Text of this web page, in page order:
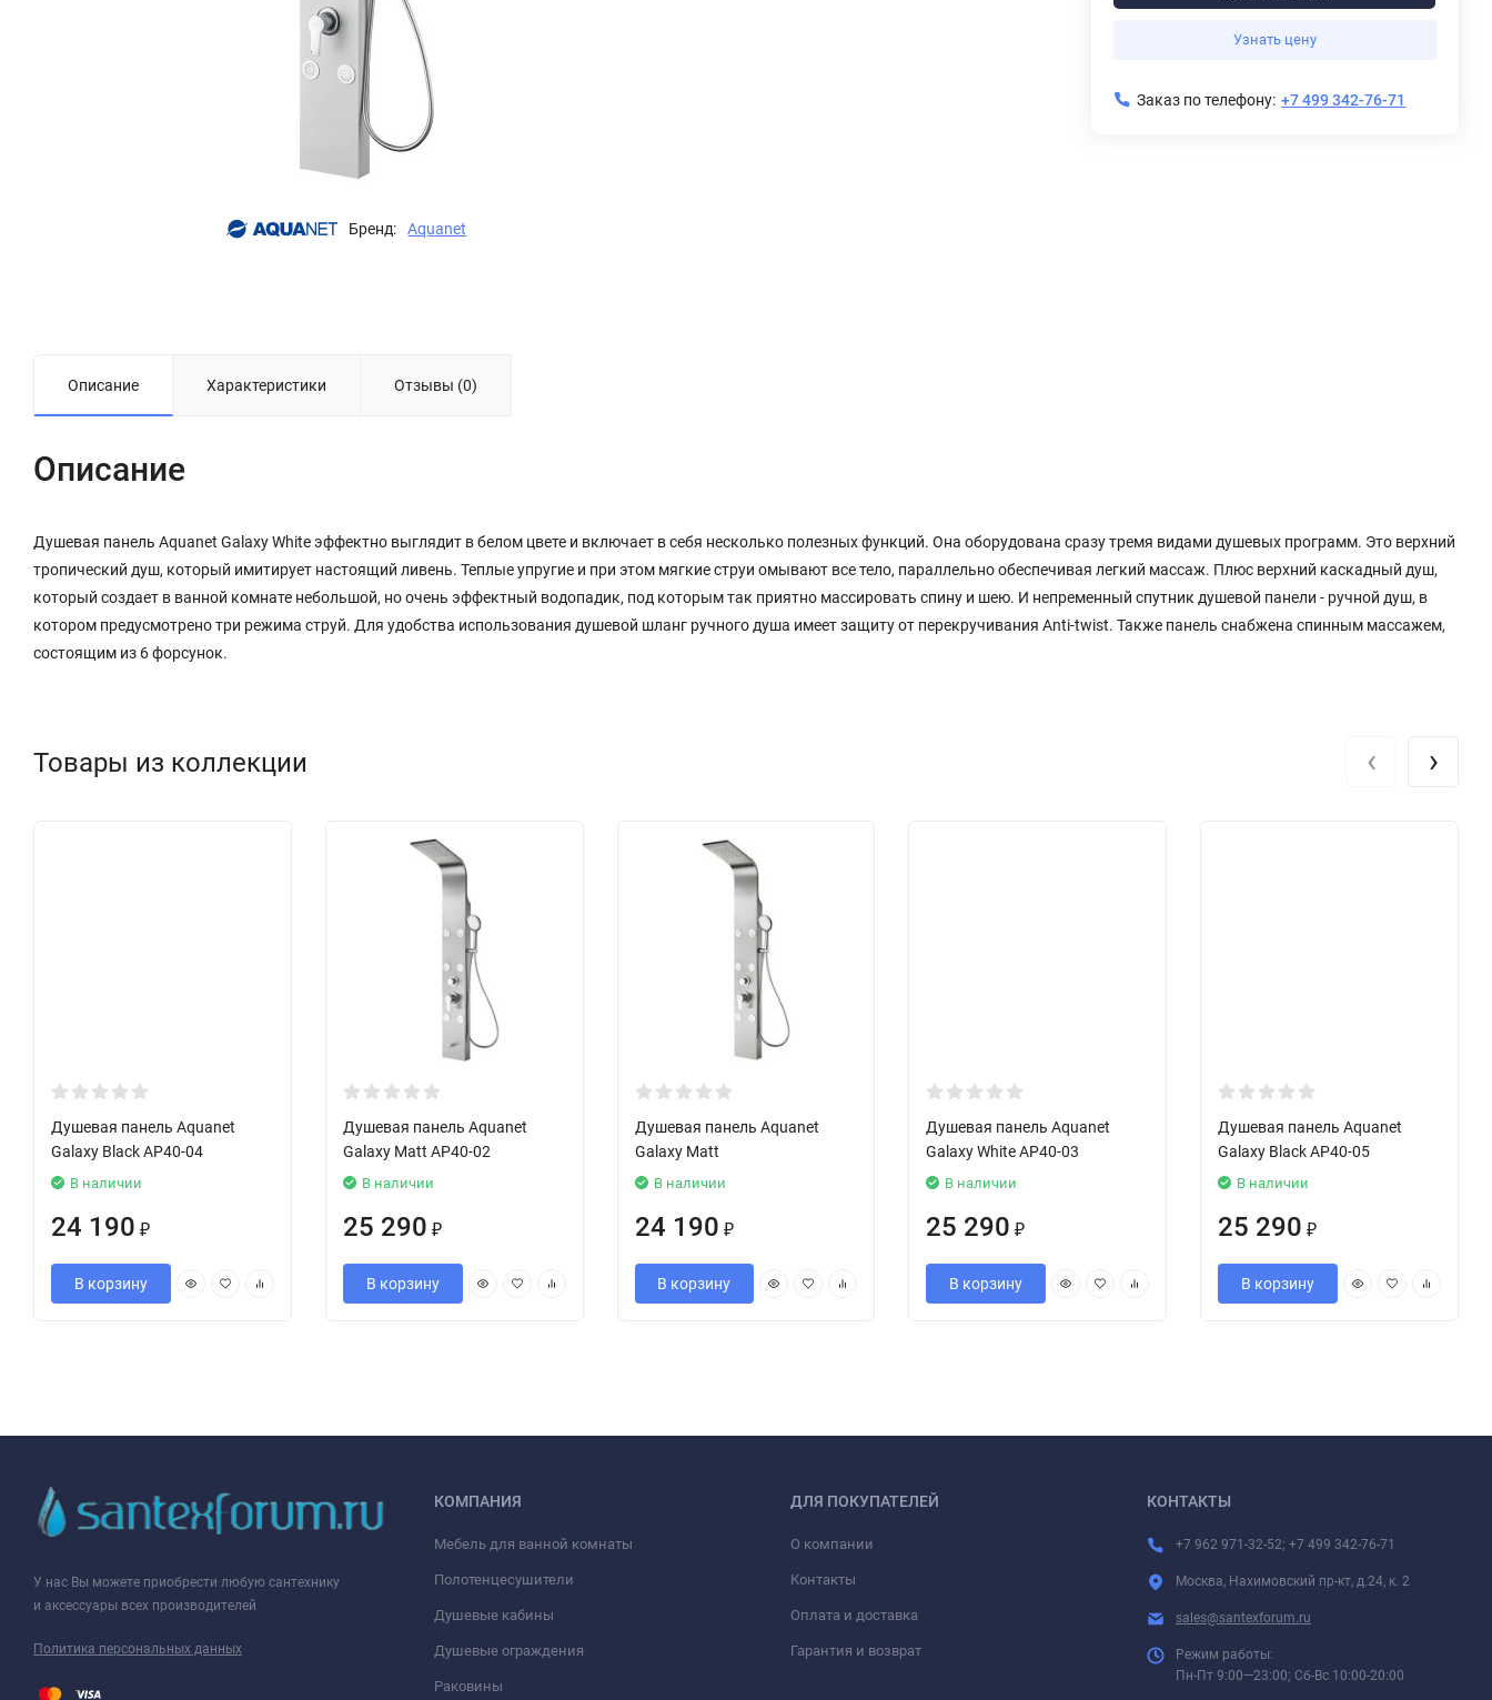
Бренд: Aquanet
Узнать цену
Заказ по телефону: +7 499 342-76-71
Описание Характеристики Отзывы (0)
Описание
Душевая панель Aquanet Galaxy White эффектно выглядит в белом цвете и включает в себя несколько полезных функций. Она оборудована сразу тремя видами душевых программ. Это верхний
тропический душ, который имитирует настоящий ливень. Теплые упругие и при этом мягкие струи омывают все тело, параллельно обеспечивая легкий массаж. Плюс верхний каскадный душ,
который создает в ванной комнате небольшой, но очень эффектный водопадик, под которым так приятно массировать спину и шею. И непременный спутник душевой панели - ручной душ, в
котором предусмотрено три режима струй. Для удобства использования душевой шланг ручного душа имеет защиту от перекручивания Anti-twist. Также панель снабжена спинным массажем,
состоящим из 6 форсунок.
Товары из коллекции
Душевая панель Aquanet
Galaxy Black AP40-04
В наличии
24 190 ₽
В корзину
Душевая панель Aquanet
Galaxy Matt AP40-02
В наличии
25 290 ₽
В корзину
Душевая панель Aquanet
Galaxy Matt
В наличии
24 190 ₽
В корзину
Душевая панель Aquanet
Galaxy White AP40-03
В наличии
25 290 ₽
В корзину
Душевая панель Aquanet
Galaxy Black AP40-05
В наличии
25 290 ₽
В корзину
‹ ›
У нас Вы можете приобрести любую сантехнику
и аксессуары всех производителей
Политика персональных данных
КОМПАНИЯ
Мебель для ванной комнаты
Полотенцесушители
Душевые кабины
Душевые ограждения
Раковины
ДЛЯ ПОКУПАТЕЛЕЙ
О компании
Контакты
Оплата и доставка
Гарантия и возврат
КОНТАКТЫ
+7 962 971-32-52; +7 499 342-76-71
Москва, Нахимовский пр-кт, д.24, к. 2
sales@santexforum.ru
Режим работы:
Пн-Пт 9:00—23:00; Сб-Вс 10:00-20:00